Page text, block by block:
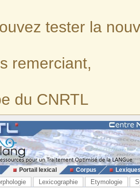
tester la
remerciant,
du CNRTL
Portail lexical Corpus
Lexicographie Etymologie